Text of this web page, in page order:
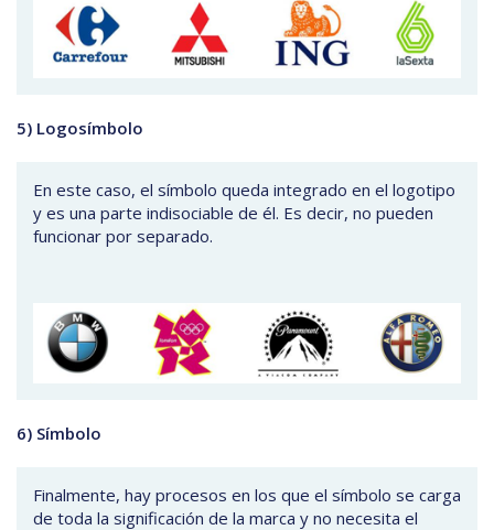
5) Logosímbolo
En este caso, el símbolo queda integrado en el logotipo
y es una parte indisociable de él. Es decir, no pueden
funcionar por separado.
6) Símbolo
Finalmente, hay procesos en los que el símbolo se carga
de toda la significación de la marca y no necesita el